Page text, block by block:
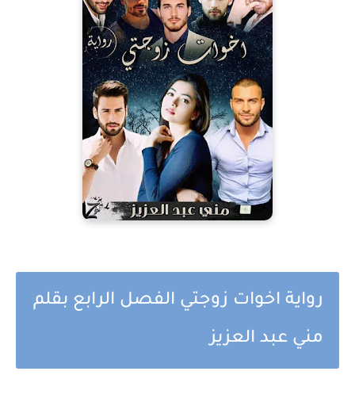
رواية اخوات زوجتي الفصل الرابع بقلم
مني عبد العزيز